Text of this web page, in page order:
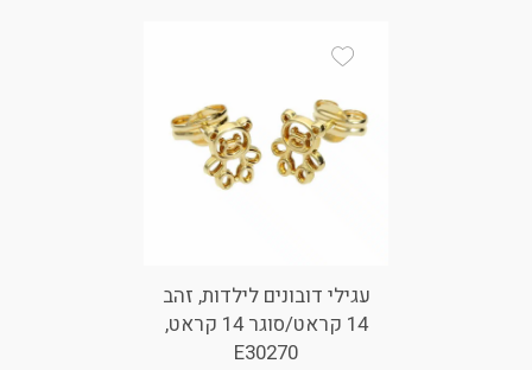
עגילי דובונים לילדות, זהב
14 קראט/סוגר 14 קראט,
E30270